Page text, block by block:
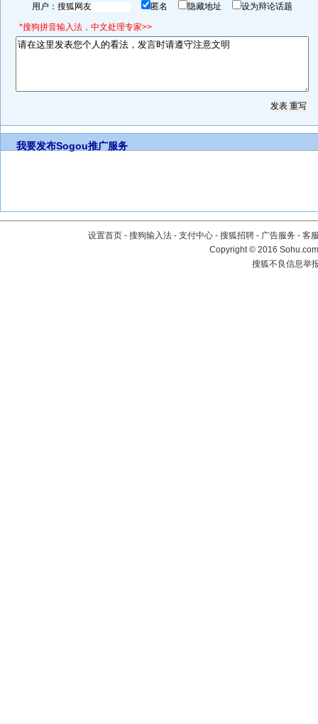
用户： 匿名 隐藏地址 设为辩论话题
*搜狗拼音输入法，中文处理专家>>
我要发布Sogou推广服务
设置首页 - 搜狗输入法 - 支付中心 - 搜狐招聘 - 广告服务 - 客
Copyright©2016
搜狐不良信息举